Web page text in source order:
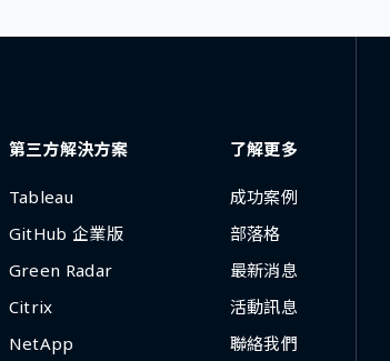
第三方解決方案
Tableau
GitHub 企業版
Green Radar
Citrix
NetApp
了解更多
成功案例
部落格
最新消息
活動訊息
聯絡我們